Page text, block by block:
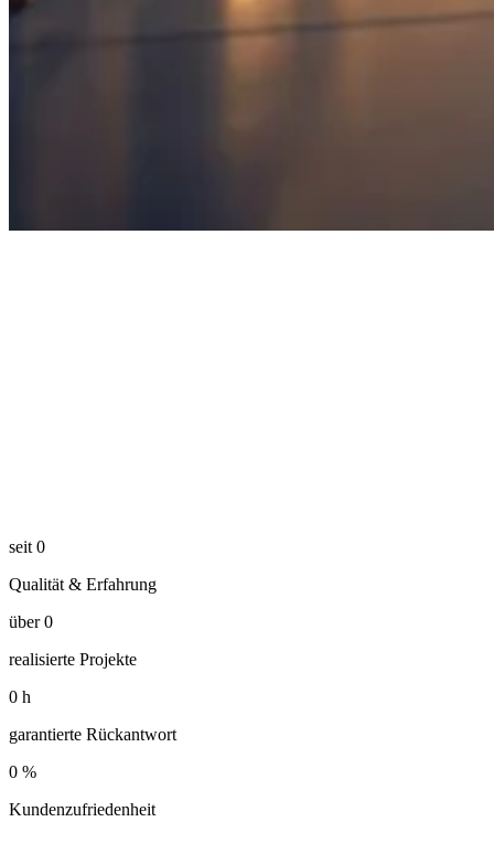
seit 0
Qualität & Erfahrung
über 0
realisierte Projekte
0 h
garantierte Rückantwort
0 %
Kundenzufriedenheit